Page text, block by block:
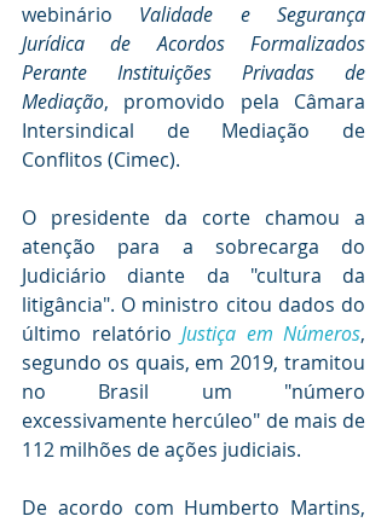
webinário Validade e Segurança
Jurídica de Acordos Formalizados
Perante Instituições Privadas de
Mediação, promovido pela Câmara
Intersindical de Mediação de
Conflitos (Cimec).
O presidente da corte chamou a
atenção para a sobrecarga do
Judiciário diante da "cultura da
litigância". O ministro citou dados do
último relatório Justiça em Números,
segundo os quais, em 2019, tramitou
no Brasil um "número
excessivamente hercúleo" de mais de
112 milhões de ações judiciais.
De acordo com Humberto Martins,